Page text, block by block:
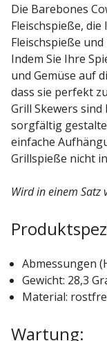
Die Barebones
Fleischspieße,
Fleischspieße
Indem Sie Ihre
und Gemüse auf
dass sie perfekt
Grill Skewers
sorgfältig
einfache
Grillspieße nicht
Wird in einem Satz
Abmessungen
Gewicht: 28,3
Material:
Wartung: